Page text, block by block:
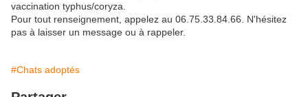
vaccination typhus/coryza.
Pour tout renseignement, appelez au 06.75.33.84.66. N'hésitez
pas à laisser un message ou à rappeler.
#Chats adoptés